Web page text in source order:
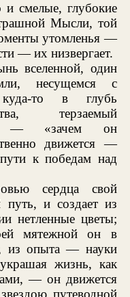
смелые, глубокие
Мысли, той
утомленья —
— их низвергает.
вселенной, один
несущемся с
то в глубь
терзаемый
— «зачем он
движется —
к победам над
сердца свой
и создает из
нетленные цветы;
мятежной он в
из опыта — науки
жизнь, как
— он движется
путеводной